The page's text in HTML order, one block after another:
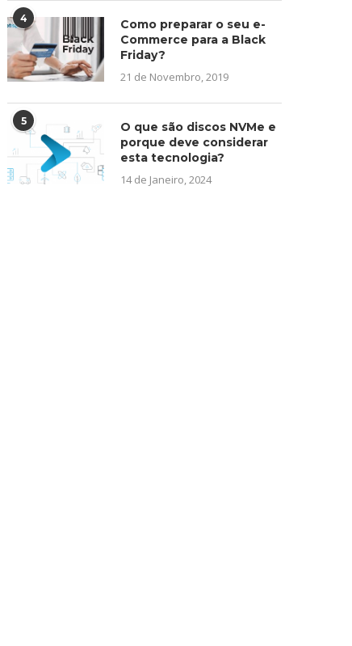
4
Como preparar o seu e-
Commerce para a Black
Friday?
21 de Novembro, 2019
5
O que são discos NVMe e
porque deve considerar
esta tecnologia?
14 de Janeiro, 2024